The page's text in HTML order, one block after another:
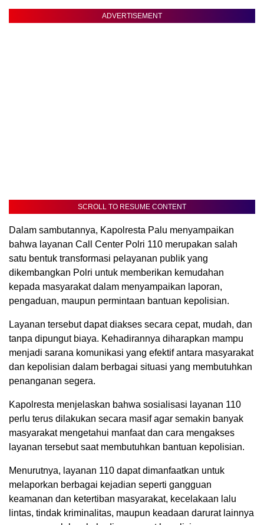
ADVERTISEMENT
SCROLL TO RESUME CONTENT
Dalam sambutannya, Kapolresta Palu menyampaikan
bahwa layanan Call Center Polri 110 merupakan salah
satu bentuk transformasi pelayanan publik yang
dikembangkan Polri untuk memberikan kemudahan
kepada masyarakat dalam menyampaikan laporan,
pengaduan, maupun permintaan bantuan kepolisian.
Layanan tersebut dapat diakses secara cepat, mudah, dan
tanpa dipungut biaya. Kehadirannya diharapkan mampu
menjadi sarana komunikasi yang efektif antara masyarakat
dan kepolisian dalam berbagai situasi yang membutuhkan
penanganan segera.
Kapolresta menjelaskan bahwa sosialisasi layanan 110
perlu terus dilakukan secara masif agar semakin banyak
masyarakat mengetahui manfaat dan cara mengakses
layanan tersebut saat membutuhkan bantuan kepolisian.
Menurutnya, layanan 110 dapat dimanfaatkan untuk
melaporkan berbagai kejadian seperti gangguan
keamanan dan ketertiban masyarakat, kecelakaan lalu
lintas, tindak kriminalitas, maupun keadaan darurat lainnya